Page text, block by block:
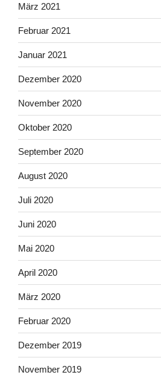
März 2021
Februar 2021
Januar 2021
Dezember 2020
November 2020
Oktober 2020
September 2020
August 2020
Juli 2020
Juni 2020
Mai 2020
April 2020
März 2020
Februar 2020
Dezember 2019
November 2019